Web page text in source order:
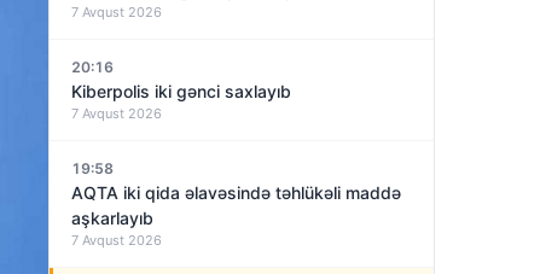
7 Avqust 2026
20:16
Kiberpolis iki gənci saxlayıb
7 Avqust 2026
19:58
AQTA iki qida əlavəsində təhlükəli maddə
aşkarlayıb
7 Avqust 2026